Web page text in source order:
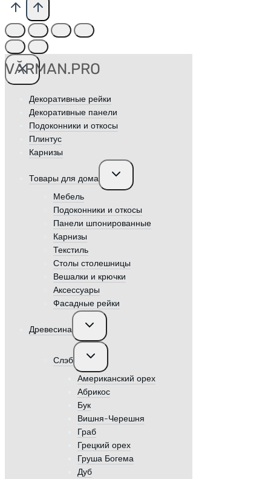
VӐRMAN.PRO
Декоративные рейки
Декоративные панели
Подоконники и откосы
Плинтус
Карнизы
Товары для дома
Переключить
дочернее
Мебель
Подоконники и откосы
Панели шпонированные
Карнизы
Текстиль
Столы столешницы
Вешалки и крючки
Аксессуары
Фасадные рейки
Древесина
Переключить
дочернее
Слэб
Переключить
дочернее
Американский орех
Абрикос
Бук
Вишня-Черешня
Граб
Грецкий орех
Груша Богема
Дуб